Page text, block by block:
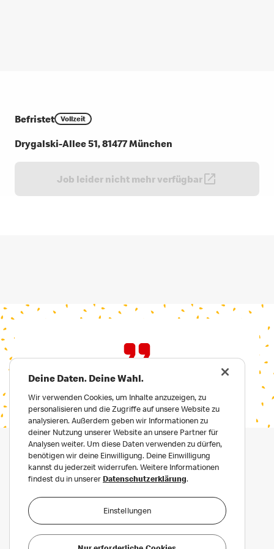
Befristet Vollzeit
Drygalski-Allee 51, 81477 München
Job leider nicht mehr verfügbar
Deine Daten. Deine Wahl.
Wir verwenden Cookies, um Inhalte anzuzeigen, zu
personalisieren und die Zugriffe auf unsere Website zu
analysieren. Außerdem geben wir Informationen zu
deiner Nutzung unserer Website an unsere Partner für
Analysen weiter. Um diese Daten verwenden zu dürfen,
benötigen wir deine Einwilligung. Deine Einwilligung
kannst du jederzeit widerrufen. Weitere Informationen
findest du in unserer Datenschutzerklärung.
Einstellungen